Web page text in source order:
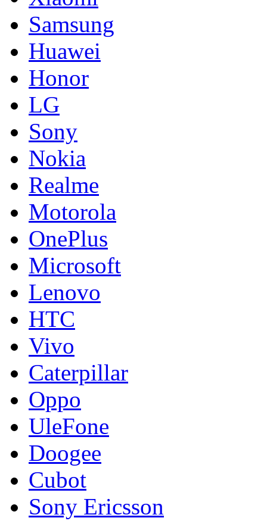
Samsung
Huawei
Honor
LG
Sony
Nokia
Realme
Motorola
OnePlus
Microsoft
Lenovo
HTC
Vivo
Caterpillar
Oppo
UleFone
Doogee
Cubot
Sony Ericsson